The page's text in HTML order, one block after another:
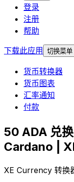
登录
注册
帮助
下载此应用
切换菜单
货币转换器
货币图表
汇率通知
付款
50 ADA 兑
Cardano |
XE Currency 转换